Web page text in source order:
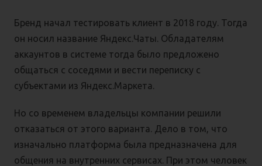
Бренд начал тестировать клиент в 2018 году. Тогда
он носил название Яндекс.Чаты. Обладателям
аккаунтов в системе тогда было предложено
общаться с соседями и вести переписку с
субъектами из Яндекс.Маркета.
Но со временем владельцы компании решили
отказаться от этого варианта. Дело в том, что
изначально платформа была предназначена для
общения на внутренних сервисах. При этом человек